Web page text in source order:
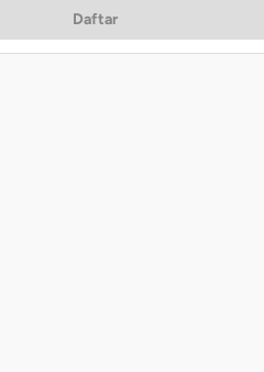
Daftar